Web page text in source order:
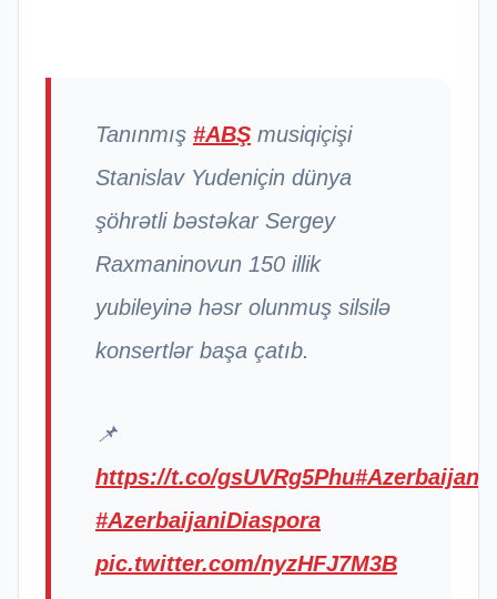
Tanınmış #ABŞ musiqiçişi
Stanislav Yudeniçin dünya
şöhrətli bəstəkar Sergey
Raxmaninovun 150 illik
yubileyinə həsr olunmuş silsilə
konsertlər başa çatıb.
📌
https://t.co/gsUVRg5Phu#Azerbaijan
#AzerbaijaniDiaspora
pic.twitter.com/nyzHFJ7M3B